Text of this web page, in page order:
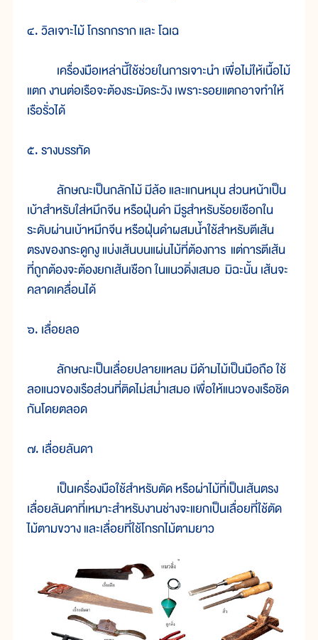
๔. วิลเจาะไม้ โกรกกราก และ โฉเฉ
เครื่องมือเหล่านี้ใช้ช่วยในการเจาะนำ เพื่อไม่ให้เนื้อไม้
แตก งานต่อเรือจะต้องระมัดระวัง เพราะรอยแตกอาจทำให้
เรือรั่วได้
๕. รางบรรทัด
ลักษณะเป็นกลักไม้ มีล้อ และแกนหมุน ส่วนหน้าเป็น
เบ้าสำหรับใส่หมึกจีน หรือฝุ่นดำ มีรูสำหรับร้อยเชือกใน
ระดับผ่านเบ้าหมึกจีน หรือฝุ่นดำผสมน้ำใช้สำหรับตีเส้น
ตรงของกระดูกงู แบ่งเส้นบนแผ่นไม้ที่ต้องการ แต่การตีเส้น
ที่ถูกต้องจะต้องยกเส้นเชือก ในแนวดิ่งเสมอ มิฉะนั้น เส้นจะ
คลาดเคลื่อนได้
๖. เลื่อยลอ
ลักษณะเป็นเลื่อยปลายแหลม มีด้ามไม้เป็นมือถือ ใช้
ลอแนวของเรือส่วนที่ติดไม่สม่ำเสมอ เพื่อให้แนวของเรือชิด
กันโดยตลอด
๗. เลื่อยลันดา
เป็นเครื่องมือใช้สำหรับตัด หรือผ่าไม้ที่เป็นเส้นตรง
เลื่อยลันดาที่เหมาะสำหรับงานช่างจะแยกเป็นเลื่อยที่ใช้ตัด
ไม้ตามขวาง และเลื่อยที่ใช้โกรกไม้ตามยาว